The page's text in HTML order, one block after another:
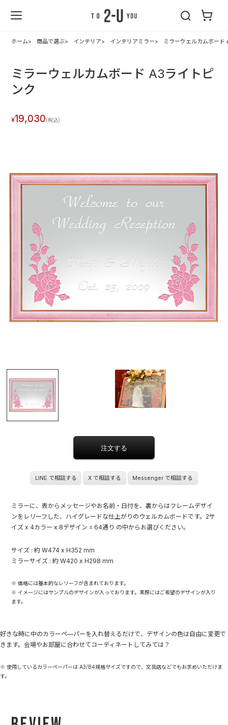
ホーム 商品で選ぶ インテリア インテリアミラー ミラーウェルカムボード
ミラーウェルカムボード A3ライトピ
ンク
19,030
LINE で相談する X で相談する Messenger で相談する
ミラーに、表からメッセージやお名前・日付を、裏からはフレームデザイ
ンをレリーフした、ハイグレードな仕上がりのウェルカムボードです。2サ
イズ x 4カラー x 8デザイン = 64通り の中からお選びください。
サイズ : 約 W474 x H352 mm
ミラーサイズ : 約 W420 x H298 mm
※ 価格には基本的なレリーフが含まれております。
※ イメージにはサンプルのデザインが入っております。実際にはご希望のデザインが入り
ます。
好きな時に中のカラーペ—パーを入れ替えるだけで、デザインの色は自由に変更で
きます。会場やお部屋に合わせてコーディネートしてみては？
※ 使用しているカラーペーパーは A3/B4規格サイズですので、文具店などでもお求めいただけま
す。